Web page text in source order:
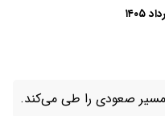
مسیر صعودی را طی می‌کند.